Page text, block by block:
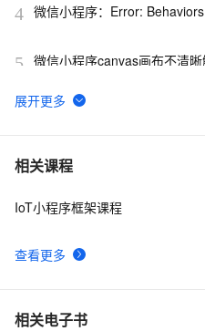
4 微信小程序：Error:
5 微信小程序canvas画布不清
6
云开发（微信-小程序）笔记
7 基于 Serverless 架构的头像漫
8 商标小程序这些隐藏技能，你
9 模式应用 － 利用工厂模式制
10
相关课程
查看更多
IoT小程序框架课程
相关电子书